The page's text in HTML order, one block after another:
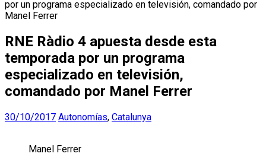
por un programa especializado en televisión, comandado por
Manel Ferrer
RNE Ràdio 4 apuesta desde esta
temporada por un programa
especializado en televisión,
comandado por Manel Ferrer
30/10/2017 Autonomías, Catalunya
Manel Ferrer